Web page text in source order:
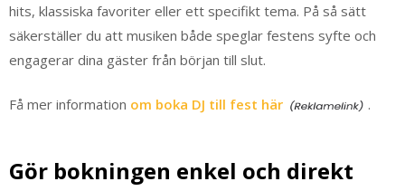
hits, klassiska favoriter eller ett specifikt tema. På så sätt
säkerställer du att musiken både speglar festens syfte och
engagerar dina gäster från början till slut.
Få mer information om boka DJ till fest här .
Gör bokningen enkel och direkt